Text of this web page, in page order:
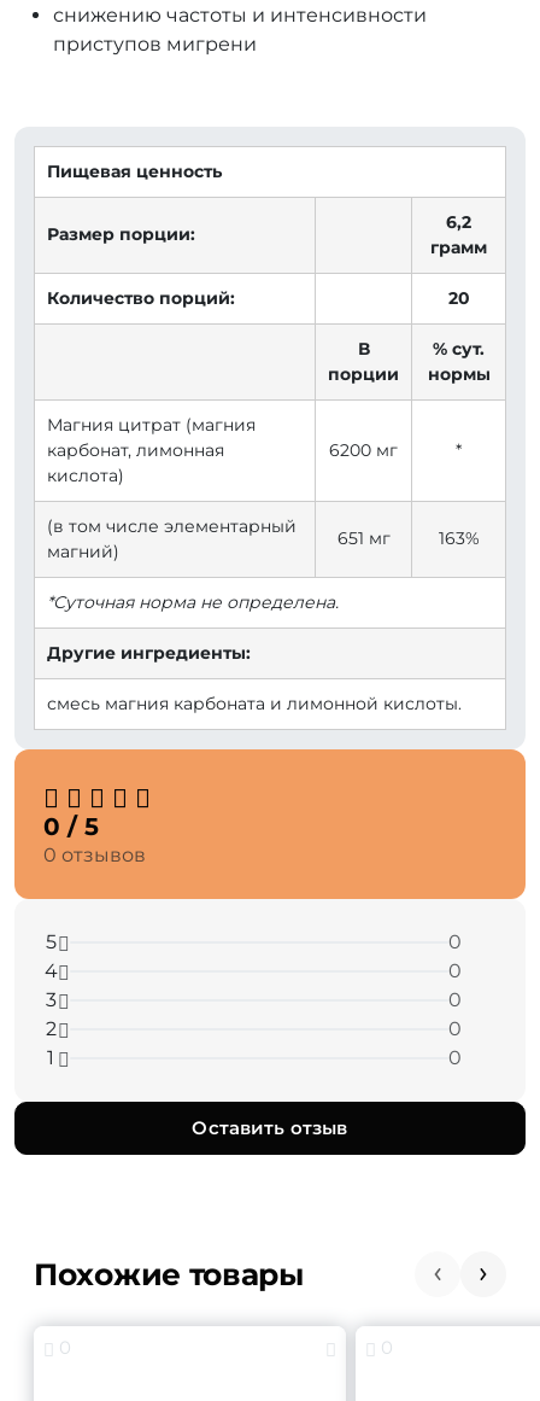
снижению частоты и интенсивности
приступов мигрени
Пищевая ценность
Размер порции:
6,2
грамм
Количество порций: 20
В
порции
% сут.
нормы
Магния цитрат (магния
карбонат, лимонная
кислота)
6200 мг *
(в том числе элементарный
магний)
651 мг 163%
*Суточная норма не определена.
Другие ингредиенты:
смесь магния карбоната и лимонной кислоты.
0 / 5
0 отзывов
5
0
4
0
3
0
2
0
1
0
Оставить отзыв
Похожие товары
0 0